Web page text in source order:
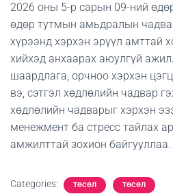
2026 оны 5-р сарын 09-ний
өдөр тутмын амьдралын
хүрээнд хэрхэн эрүүл амттай
хийхэд анхаарах аюулгүй
шаардлага, орчноо хэрхэн
вэ, сэтгэл хөдлөлийн чадвар
хөдлөлийн чадварыг хэрхэн
менежмент ба стресс тайлах
амжилттай зохион байгууллаа.
Categories: ТӨСӨЛ ТӨСӨЛ